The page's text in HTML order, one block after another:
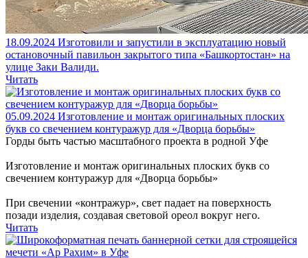
18.09.2024 Изготовили и запустили в эксплуатацию новый
остановочный павильон закрытого типа «Башкортостан» на
улице Заки Валиди.
Читать
05.09.2024 Изготовление и монтаж оригинальных плоских
букв со свечением контуражур для «Дворца борьбы»
Горды быть частью масштабного проекта в родной Уфе
Изготовление и монтаж оригинальных плоских букв со
свечением контуражур для «Дворца борьбы»
При свечении «контражур», свет падает на поверхность
позади изделия, создавая световой ореол вокруг него.
Читать